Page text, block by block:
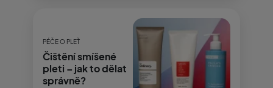
PÉČE O PLEŤ
Čištění smíšené
pleti – jak to dělat
správně?